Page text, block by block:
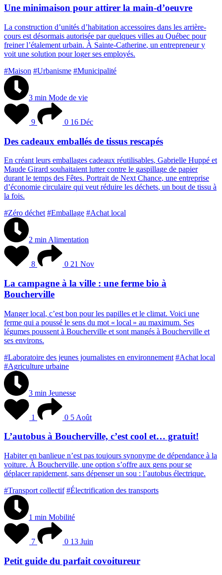
Une minimaison pour attirer la main-d’oeuvre
La construction d’unités d’habitation accessoires dans les arrière-
cours est désormais autorisée par quelques villes au Québec pour
freiner l’étalement urbain. À Sainte-Catherine, un entrepreneur y
voit une solution pour loger ses employés.
#Maison #Urbanisme #Municipalité
3 min Mode de vie
9 0 16 Déc
Des cadeaux emballés de tissus rescapés
En créant leurs emballages cadeaux réutilisables, Gabrielle Huppé et
Maude Girard souhaitaient lutter contre le gaspillage de papier
durant le temps des Fêtes. Portrait de Next Chance, une entreprise
d’économie circulaire qui veut réduire les déchets, un bout de tissu à
la fois.
#Zéro déchet #Emballage #Achat local
2 min Alimentation
8 0 21 Nov
La campagne à la ville : une ferme bio à
Boucherville
Manger local, c’est bon pour les papilles et le climat. Voici une
ferme qui a poussé le sens du mot « local » au maximum. Ses
légumes poussent à Boucherville et sont mangés à Boucherville et
ses environs.
#Laboratoire des jeunes journalistes en environnement #Achat local
#Agriculture urbaine
3 min Jeunesse
1 0 5 Août
L’autobus à Boucherville, c’est cool et… gratuit!
Habiter en banlieue n’est pas toujours synonyme de dépendance à la
voiture. À Boucherville, une option s’offre aux gens pour se
déplacer rapidement, sans dépenser un sou : l’autobus électrique.
#Transport collectif #Électrification des transports
1 min Mobilité
7 0 13 Juin
Petit guide du parfait covoitureur